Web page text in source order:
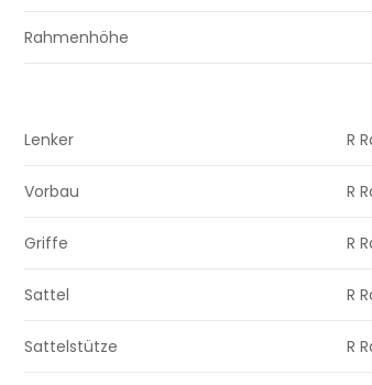
Rahmenhöhe
Lenker
R
Vorbau R
Griffe R
Sattel R
Sattelstütze R